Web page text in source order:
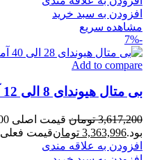
افزودن به سبد خرید
مشاهده سریع
-7%
Add to compare
بی متال هیوندای 8 الی 12 آمپر سایز 40AF
3,617,200 تومان
بود.3,363,996 تومانقیمت فعلی 3,363,996 تومان است.
افزودن به علاقه مندی